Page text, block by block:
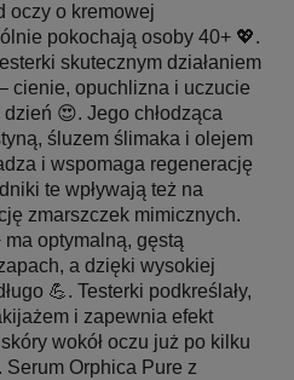
oczy o kremowej
pokochają osoby 40+ 💖.
skutecznym działaniem
cienie, opuchlizna i uczucie
😍. Jego chłodząca
śluzem ślimaka i olejem
i wspomaga regenerację
te wpływają też na
zmarszczek mimicznych.
optymalną, gęstą
a dzięki wysokiej
💪. Testerki podkreślały,
i zapewnia efekt
wokół oczu już po kilku
Orphica Pure z